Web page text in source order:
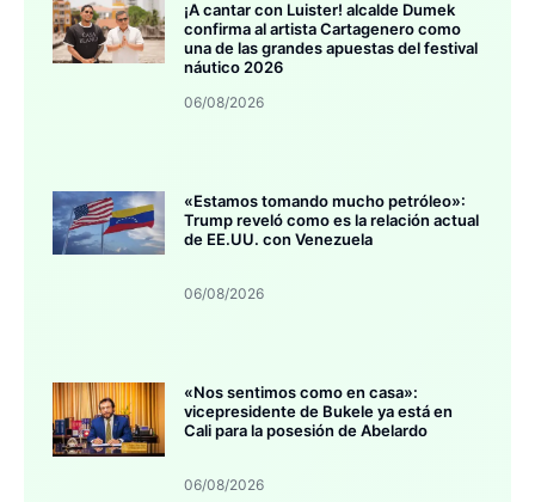
¡A cantar con Luister! alcalde Dumek
confirma al artista Cartagenero como
una de las grandes apuestas del festival
náutico 2026
06/08/2026
«Estamos tomando mucho petróleo»:
Trump reveló como es la relación actual
de EE.UU. con Venezuela
06/08/2026
«Nos sentimos como en casa»:
vicepresidente de Bukele ya está en
Cali para la posesión de Abelardo
06/08/2026